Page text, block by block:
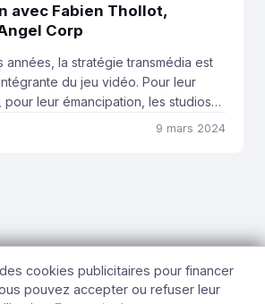
avec Fabien Thollot,
Corp
années, la stratégie transmédia est
du jeu vidéo. Pour leur
leur émancipation, les studios
réaliser ou produire films,9 mars 2024
cookies publicitaires pour financer
pouvez accepter ou refuser leur